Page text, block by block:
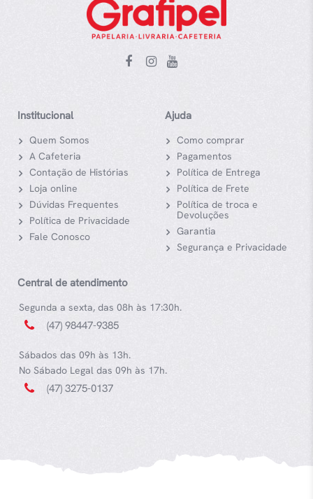
Institucional
Quem Somos
A Cafeteria
Contação de Histórias
Loja online
Dúvidas Frequentes
Política de Privacidade
Fale Conosco
Ajuda
Como comprar
Pagamentos
Política de Entrega
Política de Frete
Política de troca e
Devoluções
Garantia
Segurança e Privacidade
Central de atendimento
Segunda a sexta, das 08h às 17:30h.
(47) 98447-9385
Sábados das 09h às 13h.
No Sábado Legal das 09h às 17h.
(47) 3275-0137